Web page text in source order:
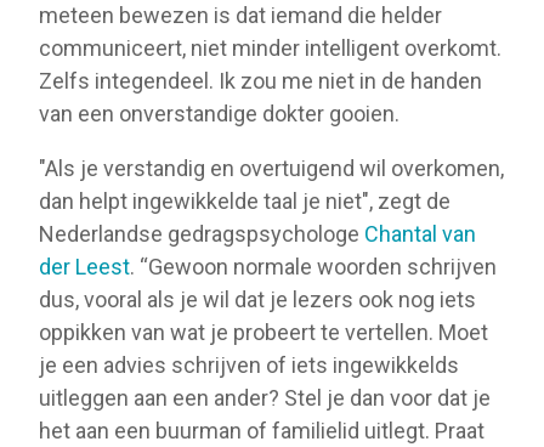
meteen bewezen is dat iemand die helder
communiceert, niet minder intelligent overkomt.
Zelfs integendeel. Ik zou me niet in de handen
van een onverstandige dokter gooien.
"Als je verstandig en overtuigend wil overkomen,
dan helpt ingewikkelde taal je niet", zegt de
Nederlandse gedragspsychologe Chantal van
der Leest. “Gewoon normale woorden schrijven
dus, vooral als je wil dat je lezers ook nog iets
oppikken van wat je probeert te vertellen. Moet
je een advies schrijven of iets ingewikkelds
uitleggen aan een ander? Stel je dan voor dat je
het aan een buurman of familielid uitlegt. Praat